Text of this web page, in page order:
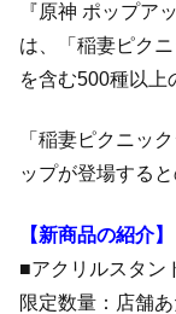
『原神 ポップア
は、「稲妻ピク
を含む500種以上
「稲妻ピクニッ
ップが登場すると
【新商品の紹介】
■アクリルスタン
限定数量：店舗